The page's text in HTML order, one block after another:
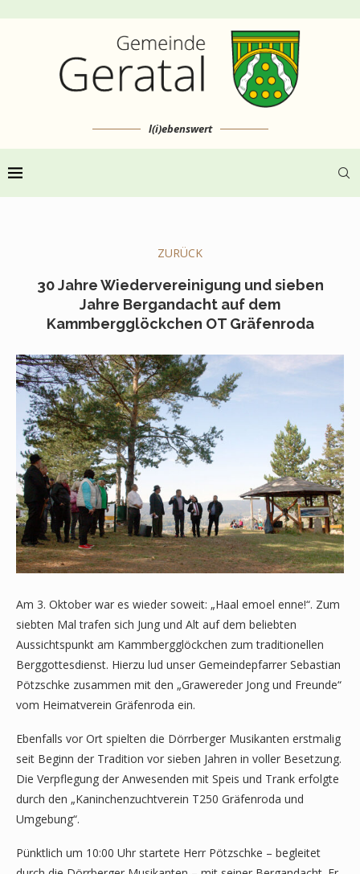
l(i)ebenswert
ZURÜCK
30 Jahre Wiedervereinigung und sieben
Jahre Bergandacht auf dem
Kammbergglöckchen OT Gräfenroda
Am 3. Oktober war es wieder soweit: „Haal emoel enne!“. Zum
siebten Mal trafen sich Jung und Alt auf dem beliebten
Aussichtspunkt am Kammbergglöckchen zum traditionellen
Berggottesdienst. Hierzu lud unser Gemeindepfarrer Sebastian
Pötzschke zusammen mit den „Grawereder Jong und Freunde“
vom Heimatverein Gräfenroda ein.
Ebenfalls vor Ort spielten die Dörrberger Musikanten erstmalig
seit Beginn der Tradition vor sieben Jahren in voller Besetzung.
Die Verpflegung der Anwesenden mit Speis und Trank erfolgte
durch den „Kaninchenzuchtverein T250 Gräfenroda und
Umgebung“.
Pünktlich um 10:00 Uhr startete Herr Pötzschke – begleitet